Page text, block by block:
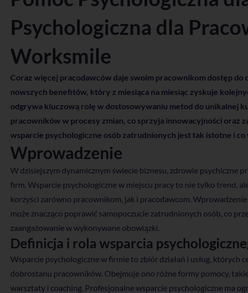
Psychologiczna dla
Worksmile
Coraz więcej pracodawców daje swoim pracownikom dostęp do
nowszych benefitów, który z miesiąca na miesiąc zyskuje
odgrywa kluczową rolę w dostosowywaniu metod do unikalnej
pracowników w procesy zmian, co sprzyja innowacyjności oraz
wsparcie psychologiczne osób zatrudnionych jest tak istotne i co
Wprowadzenie
W dzisiejszym dynamicznym świecie biznesu, zdrowie psychiczne
firm. Wsparcie psychologiczne w miejscu pracy to nie tylko trend,
korzyści zarówno pracownikom, jak i pracodawcom.
może znacząco poprawić samopoczucie zatrudnionych osób, co
zaangażowanie w wykonywane obowiązki.
Definicja i rola wsparcia
Wsparcie psychologiczne w firmie to zbiór działań i usług, których
dobrostanu pracowników. Obejmuje ono różne formy pomocy,
warsztaty i coaching. Profesjonalne wsparcie psychologiczne ma